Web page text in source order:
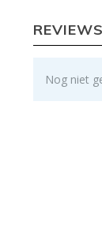
REVIEWS
Nog niet